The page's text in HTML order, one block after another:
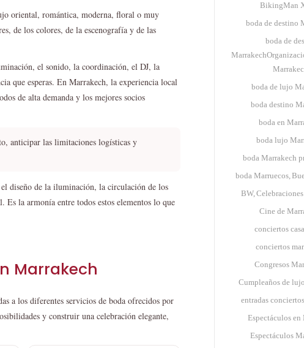
oriental, romántica, moderna, floral o muy
de los colores, de la escenografía y de las
el sonido, la coordinación, el DJ, la
que esperas. En Marrakech, la experiencia local
de alta demanda y los mejores socios
anticipar las limitaciones logísticas y
diseño de la iluminación, la circulación de los
la armonía entre todos estos elementos lo que
Marrakech
a los diferentes servicios de boda ofrecidos por
y construir una celebración elegante,
BikingMan
boda de destino
boda de
boda de lujo
boda destino
boda en
boda lujo
boda Marrakech
boda Marruecos
BW
Cine de
conciertos
conciertos
Congresos
Cumpleaños de
entradas
Espectáculos en
Espectáculos